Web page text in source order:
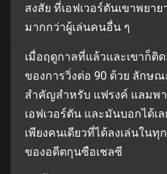
สงสัย ที่เอฟเวอร์ตันเขาพยา
มากกว่าผู้เล่นคนอื่น ๆ
เมื่อฤดูกาลที่แล้วและเขาก็ติ
ของการวิ่งต่อ 90 ด้วย ลักษ
สําคัญสําหรับ แฟรงค์ แลมพ
เอฟเวอร์ตัน และมันบอกได้เ
เพียงคนเดียวที่ได้ลงเล่นใน
ของอดีตกุนซือเชลซี